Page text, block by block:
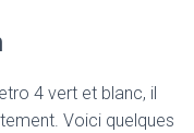
4 vert et blanc, il
Voici quelques